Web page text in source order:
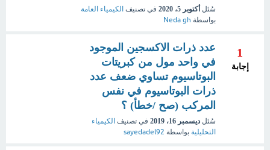
سُئل أكتوبر 5، 2020 في تصنيف الكيمياء العامة
بواسطة Neda gh
1
إجابة
عدد ذرات الاكسجين الموجود
في واحد مول من كبريتات
البوتاسيوم تساوي ضعف عدد
ذرات البوتاسيوم في نفس
المركب (صح /خطأ) ؟
سُئل ديسمبر 16، 2019 في تصنيف الكيمياء
التحليلية بواسطة sayedadel92